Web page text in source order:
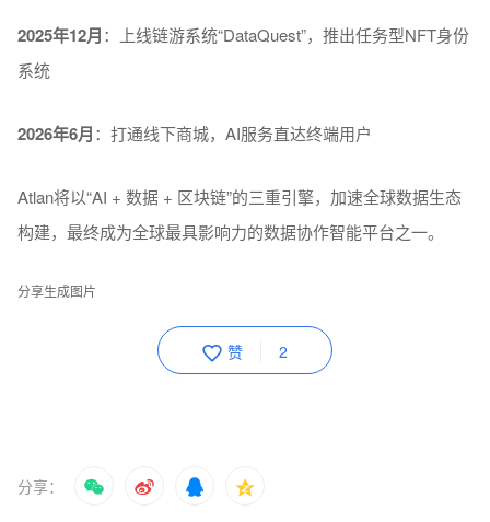
2025年12月：上线链游系统“DataQuest”，推出任务型NFT身份
系统
2026年6月：打通线下商城，AI服务直达终端用户
Atlan将以“AI + 数据 + 区块链”的三重引擎，加速全球数据生态
构建，最终成为全球最具影响力的数据协作智能平台之一。
分享生成图片
赞 2
分享：